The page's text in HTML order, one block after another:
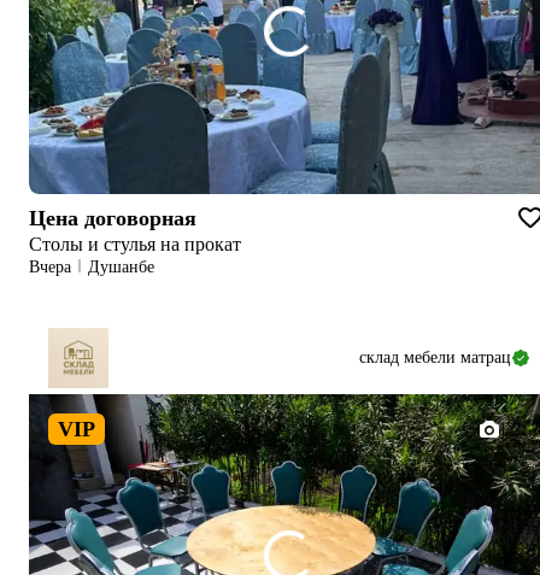
Цена договорная
Столы и стулья на прокат
Вчера Душанбе
склад мебели матрац
VIP 1/2